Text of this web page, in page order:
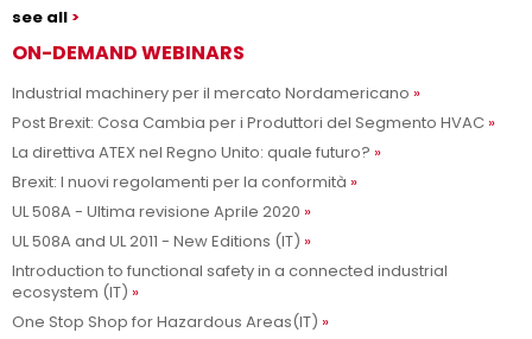
see all
ON-DEMAND WEBINARS
Industrial machinery per il mercato Nordamericano
Post Brexit: Cosa Cambia per i Produttori del Segmento HVAC
La direttiva ATEX nel Regno Unito: quale futuro?
Brexit: I nuovi regolamenti per la conformità
UL 508A - Ultima revisione Aprile 2020
UL 508A and UL 2011 - New Editions (IT)
Introduction to functional safety in a connected industrial
ecosystem (IT)
One Stop Shop for Hazardous Areas(IT)